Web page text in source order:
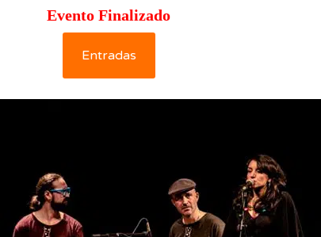
Evento Finalizado
Entradas